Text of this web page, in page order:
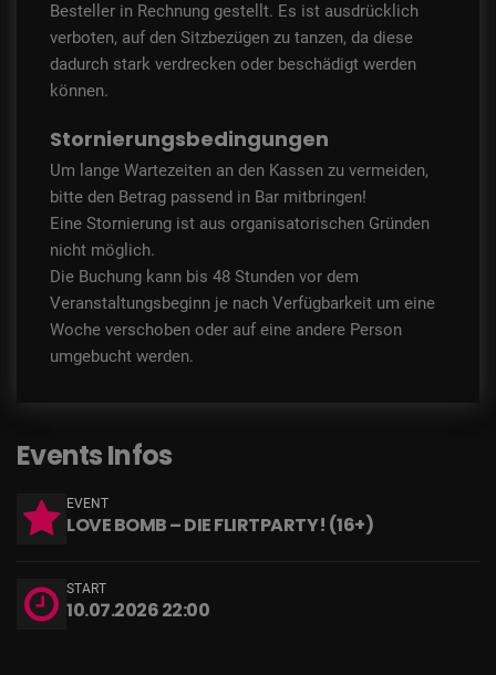
Besteller in Rechnung gestellt. Es ist ausdrücklich
verboten, auf den Sitzbezügen zu tanzen, da diese
dadurch stark verdrecken oder beschädigt werden
können.
Stornierungsbedingungen
Um lange Wartezeiten an den Kassen zu vermeiden,
bitte den Betrag passend in Bar mitbringen!
Eine Stornierung ist aus organisatorischen Gründen
nicht möglich.
Die Buchung kann bis 48 Stunden vor dem
Veranstaltungsbeginn je nach Verfügbarkeit um eine
Woche verschoben oder auf eine andere Person
umgebucht werden.
Events Infos
EVENT
LOVE BOMB – DIE FLIRTPARTY! (16+)
START
10.07.2026 22:00